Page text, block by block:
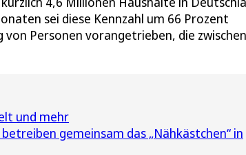
sei diese Kennzahl um 66 Prozent
Personen vorangetrieben, die zwischen
und mehr
gemeinsam das „Nähkästchen“ in